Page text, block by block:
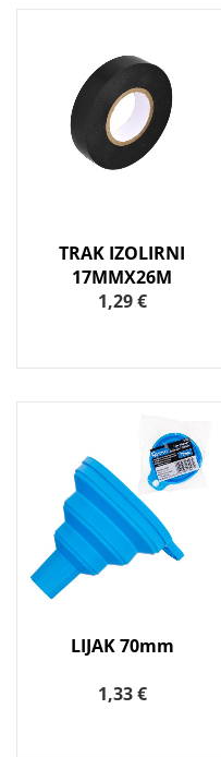
TRAK IZOLIRNI
17MMX26M
1,29 €
LIJAK 70mm
1,33 €